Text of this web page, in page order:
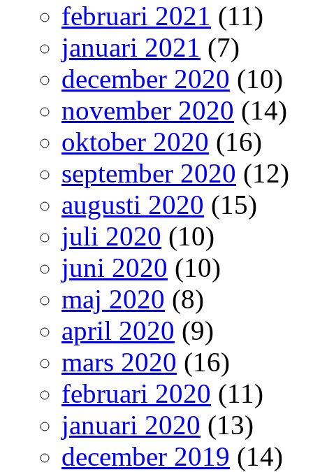
februari 2021 (11)
januari 2021 (7)
december 2020 (10)
november 2020 (14)
oktober 2020 (16)
september 2020 (12)
augusti 2020 (15)
juli 2020 (10)
juni 2020 (10)
maj 2020 (8)
april 2020 (9)
mars 2020 (16)
februari 2020 (11)
januari 2020 (13)
december 2019 (14)